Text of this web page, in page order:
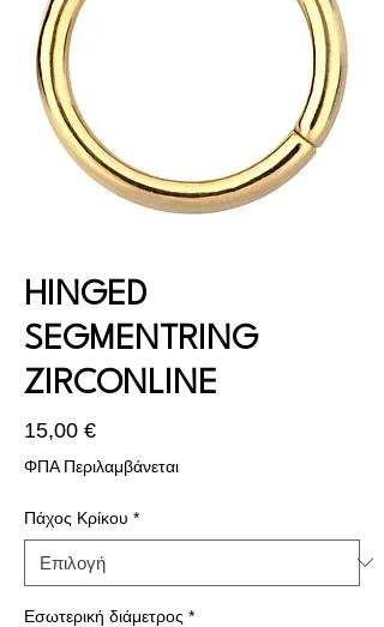
HINGED
SEGMENTRING
ZIRCONLINE
15,00 €Τιμή
ΦΠΑ Περιλαμβάνεται
Πάχος Κρίκου *
Εσωτερική διάμετρος *